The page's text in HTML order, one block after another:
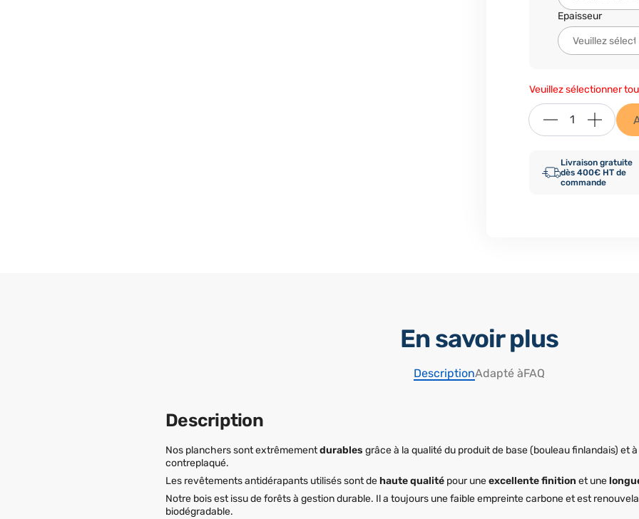
Epaisseur
Veuillez sélectionner
Livraison gratuite
dès 400€ HT de
commande
En savoir plus
DescriptionAdapté àFAQ
Description
Nos planchers sont extrêmementdurables grâce à la qualité du produit de base (bouleau finlandais) et
contreplaqué.
Les revêtements antidérapants utilisés sont dehaute qualité pour uneexcellente finition et une
Notre bois est issu de forêts à gestion durable. Il a toujours une faible empreinte carbone et est
biodégradable.